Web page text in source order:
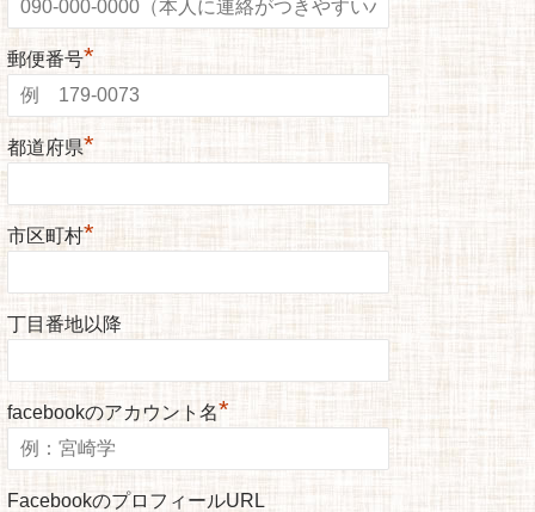
郵便番号*
都道府県*
市区町村*
丁目番地以降
facebookのアカウント名*
FacebookのプロフィールURL